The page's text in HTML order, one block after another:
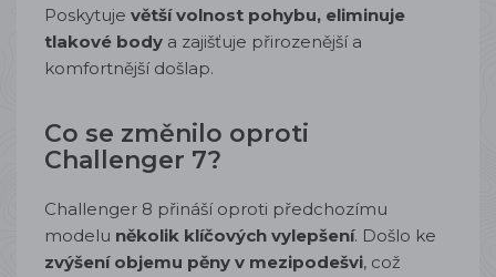
Poskytuje větší volnost pohybu, eliminuje
tlakové body a zajišťuje přirozenější a
komfortnější došlap.
Co se změnilo oproti
Challenger 7?
Challenger 8 přináší oproti předchozímu
modelu několik klíčových vylepšení. Došlo ke
zvýšení objemu pěny v mezipodešvi, což